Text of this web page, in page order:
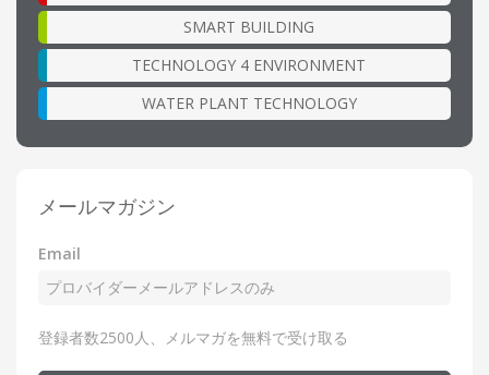
SMART BUILDING
TECHNOLOGY 4 ENVIRONMENT
WATER PLANT TECHNOLOGY
メールマガジン
Email
登録者数2500人、メルマガを無料で受け取る